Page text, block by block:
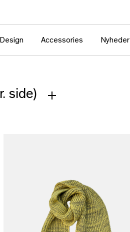
Design Accessories Nyheder
side)